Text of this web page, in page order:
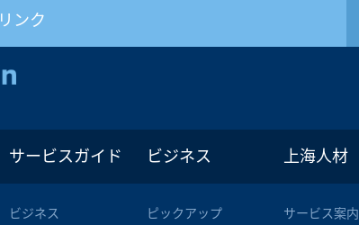
リンク
サービスガイド
ビジネス
ビジネス
ピックアップ
上海人材
サービス案内